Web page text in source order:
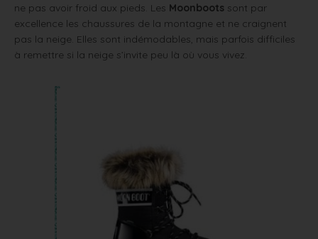
ne pas avoir froid aux pieds. Les Moonboots sont par
excellence les chaussures de la montagne et ne craignent
pas la neige. Elles sont indémodables, mais parfois difficiles
à remettre si la neige s’invite peu là où vous vivez.